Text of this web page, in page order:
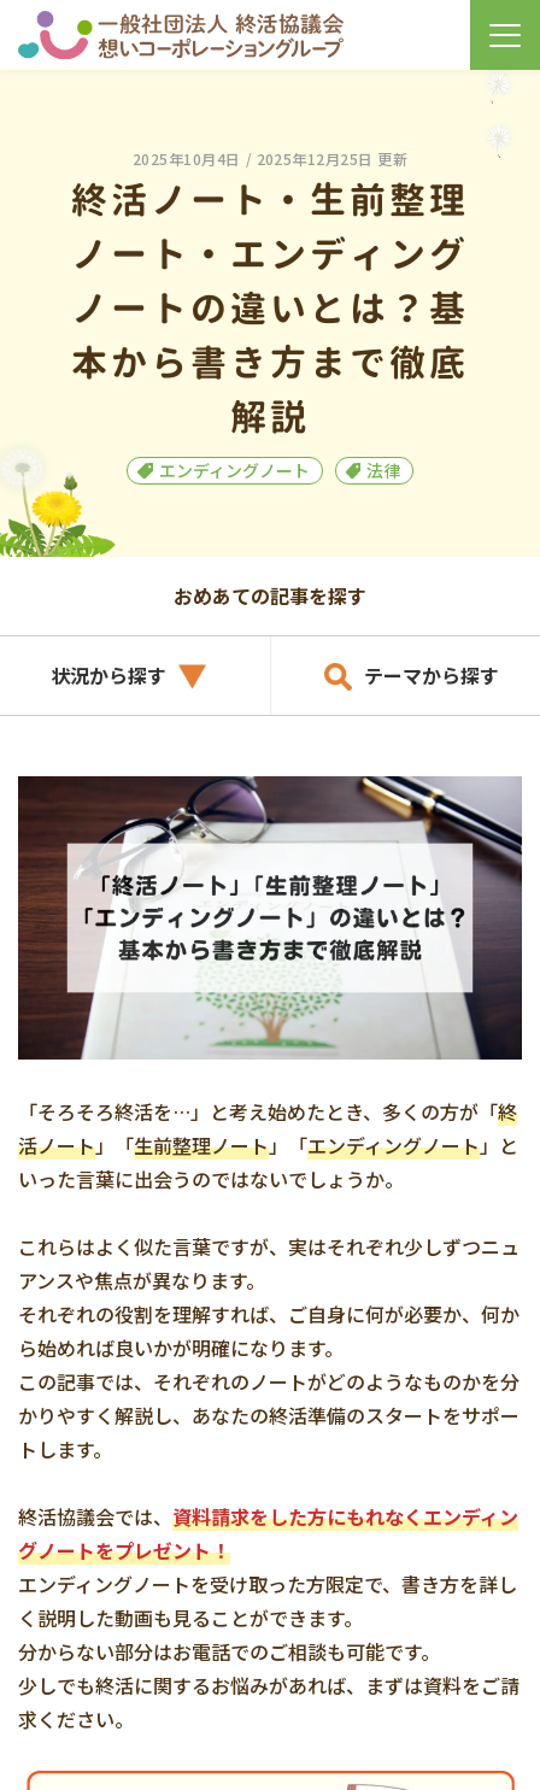
2025年10月4日 / 2025年12月25日 更新
終活ノート・生前整理
ノート・エンディング
ノートの違いとは？基
本から書き方まで徹底
解説
エンディングノート 法律
おめあての記事を探す
状況から探す テーマから探す
「そろそろ終活を…」と考え始めたとき、多くの方が「終
活ノート」「生前整理ノート」「エンディングノート」と
いった言葉に出会うのではないでしょうか。
これらはよく似た言葉ですが、実はそれぞれ少しずつニュ
アンスや焦点が異なります。
それぞれの役割を理解すれば、ご自身に何が必要か、何か
ら始めれば良いかが明確になります。
この記事では、それぞれのノートがどのようなものかを分
かりやすく解説し、あなたの終活準備のスタートをサポー
トします。
終活協議会では、 資料請求をした方にもれなくエンディン
グノートをプレゼント！
エンディングノートを受け取った方限定で、書き方を詳し
く説明した動画も見ることができます。
分からない部分はお電話でのご相談も可能です。
少しでも終活に関するお悩みがあれば、まずは資料をご請
求ください。